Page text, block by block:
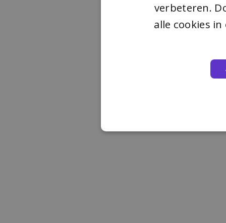
verbeteren.
alle cookies